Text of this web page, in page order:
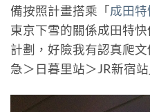
備按照計畫搭乘「成田特
東京下雪的關係成田特
計劃，好險我有認真爬
急＞日暮里站＞JR新宿